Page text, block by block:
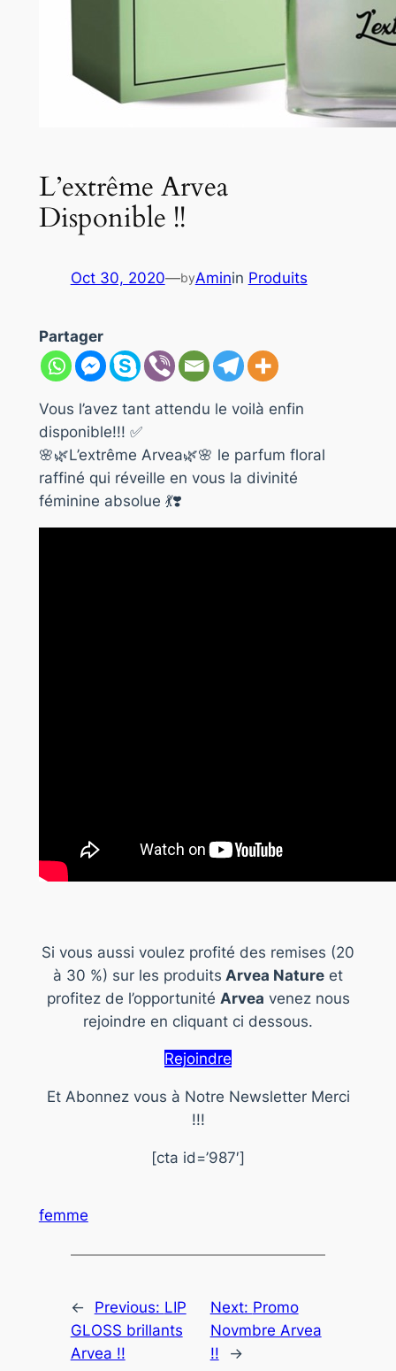
L’extrême Arvea
Disponible !!
Oct 30, 2020—byAminin Produits
Partager
Vous l’avez tant attendu le voilà enfin
disponible!!! ✅
🌸🌿L’extrême Arvea🌿🌸 le parfum floral
raffiné qui réveille en vous la divinité
féminine absolue 💃❣️
Si vous aussi voulez profité des remises (20
à 30 %) sur les produits Arvea Nature et
profitez de l’opportunité Arvea venez nous
rejoindre en cliquant ci dessous.
Rejoindre
Et Abonnez vous à Notre Newsletter Merci
!!!
[cta id=’987′]
femme
← Previous: LIP
GLOSS brillants
Arvea !!
Next: Promo
Novmbre Arvea
!!
→